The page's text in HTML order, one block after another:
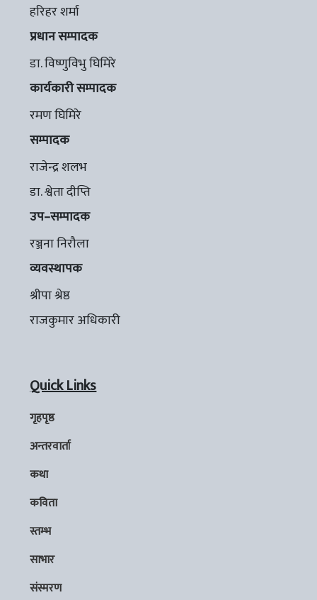
हरिहर शर्मा
प्रधान सम्पादक
डा. विष्णुविभु घिमिरे
कार्यकारी सम्पादक
रमण घिमिरे
सम्पादक
राजेन्द्र शलभ
डा. श्वेता दीप्ति
उप–सम्पादक
रञ्जना निरौला
व्यवस्थापक
श्रीपा श्रेष्ठ
राजकुमार अधिकारी
Quick Links
गृहपृष्ठ
अन्तरवार्ता
कथा
कविता
स्तम्भ
साभार
संस्मरण